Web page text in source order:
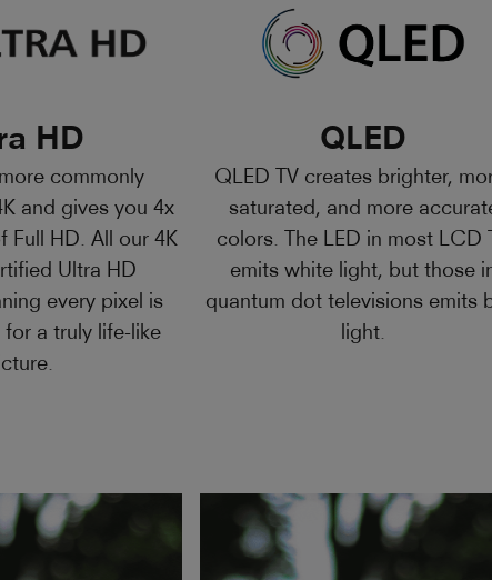
HD
commonly
and gives you 4x
Full HD. All our 4K
Ultra HD
every pixel is
a truly life-like
QLED
QLED TV creates brighter,
saturated, and more
colors. The LED in most LCD
emits white light, but those
quantum dot televisions emits
light.